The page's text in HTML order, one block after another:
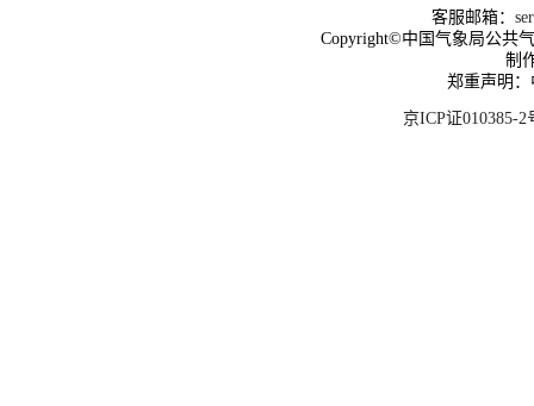
客服邮箱：
Copyright©中国气象局公共
制
郑重声明
京ICP证010385-2